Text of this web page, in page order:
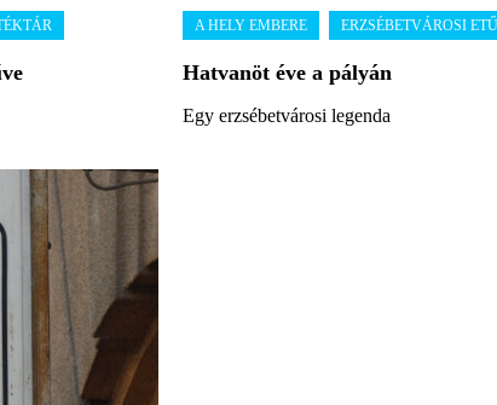
Hatvanöt éve a pályán
Egy erzsébetvárosi legenda